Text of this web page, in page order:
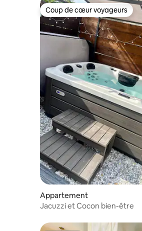
Coup de cœur voyageurs
Coup de cœur voyageurs
Appartement
Jacuzzi et Cocon bien-être